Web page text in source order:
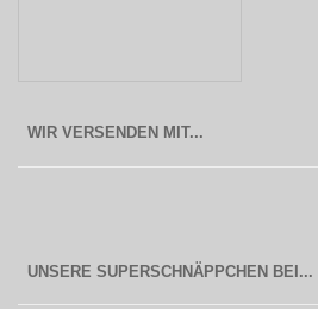
WIR VERSENDEN MIT...